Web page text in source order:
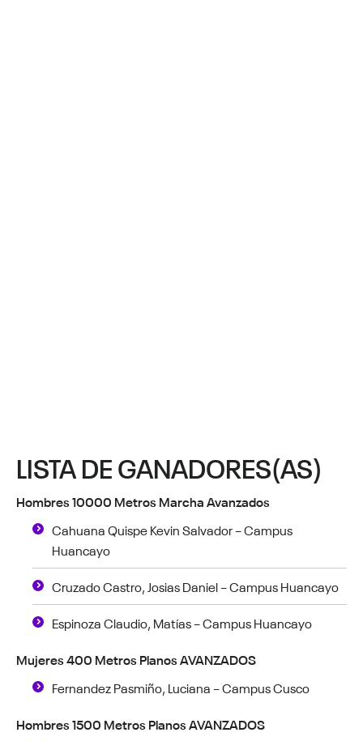
LISTA DE GANADORES(AS)
Hombres 10000 Metros Marcha Avanzados
Cahuana Quispe Kevin Salvador – Campus
Huancayo
Cruzado Castro, Josias Daniel – Campus Huancayo
Espinoza Claudio, Matías – Campus Huancayo
Mujeres 400 Metros Planos AVANZADOS
Fernandez Pasmiño, Luciana – Campus Cusco
Hombres 1500 Metros Planos AVANZADOS